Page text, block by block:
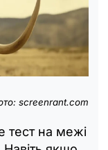
screenrant.com
тест на межі